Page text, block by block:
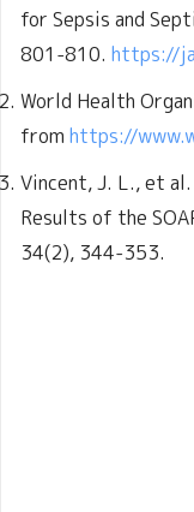
for Sepsis and
801-810. https://
World Health
from https://
Vincent, J. L., et al.
Results of the
34(2), 344-353.